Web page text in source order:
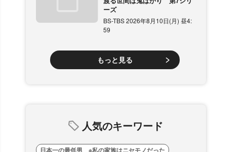
ーズ
BS-TBS 2026年8月10日(月) 昼4:
59
もっと見る
人気のキーワード
日本一の最低男 ※私の家族はニセモノだった